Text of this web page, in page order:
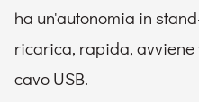
ha un'autonomia in
ricarica, rapida,
cavo USB.